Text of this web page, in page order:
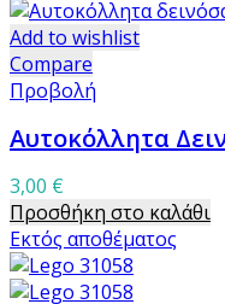
Add to wishlist
Compare
Προβολή
Αυτοκόλλητα
3,00 €
Προσθήκη στο καλάθι
Εκτός αποθέματος